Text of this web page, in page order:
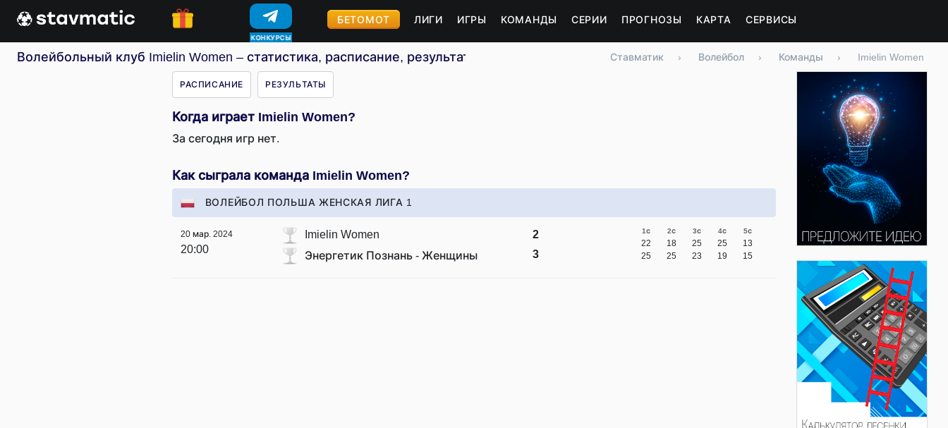
КОНКУРСЫ
БЕТОМОТ ЛИГИ ИГРЫ КОМАНДЫ СЕРИИ ПРОГНОЗЫ КАРТА СЕРВИСЫ
Волейбольный клуб Imielin Women – статистика, расписание, результаты Ставматик › Волейбол › Команды › Imielin Women
РАСПИСАНИЕ РЕЗУЛЬТАТЫ
Когда играет Imielin Women?
За сегодня игр нет.
Как сыграла команда Imielin Women?
ВОЛЕЙБОЛ ПОЛЬША ЖЕНСКАЯ ЛИГА 1
20 мар. 2024
20:00
Imielin Women
Энергетик Познань - Женщины
2
3
1с
22
25
2с
18
25
3с
25
23
4с
25
19
5с
13
15